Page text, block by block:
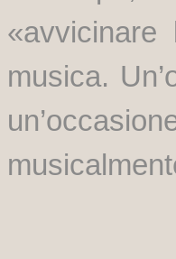
musica.